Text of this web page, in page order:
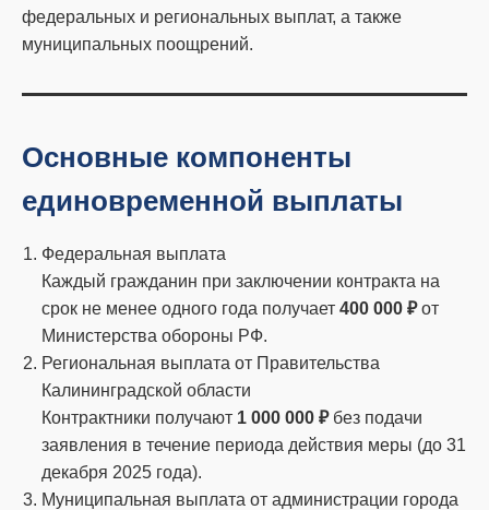
федеральных и региональных выплат, а также
муниципальных поощрений.
Основные компоненты
единовременной выплаты
Федеральная выплата
Каждый гражданин при заключении контракта на
срок не менее одного года получает 400 000 ₽от
Министерства обороны РФ.
Региональная выплата от Правительства
Калининградской области
Контрактники получают 1 000 000 ₽без подачи
заявления в течение периода действия меры (до 31
декабря 2025 года).
Муниципальная выплата от администрации города